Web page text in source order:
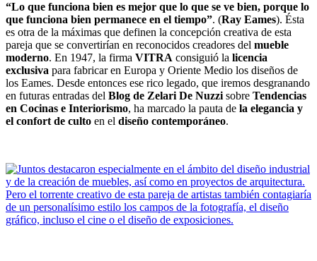
“Lo que funciona bien es mejor que lo que se ve bien, porque lo
que funciona bien permanece en el tiempo”. (Ray Eames). Ésta
es otra de la máximas que definen la concepción creativa de esta
pareja que se convertirían en reconocidos creadores del mueble
moderno. En 1947, la firma VITRA consiguió la licencia
exclusiva para fabricar en Europa y Oriente Medio los diseños de
los Eames. Desde entonces ese rico legado, que iremos desgranando
en futuras entradas del Blog de Zelari De Nuzzi sobre Tendencias
en Cocinas e Interiorismo, ha marcado la pauta de la elegancia y
el confort de culto en el diseño contemporáneo.